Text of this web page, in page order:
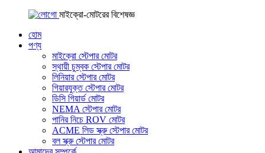
মাইক্রো-মোটরের বিশেষজ্ঞ
হোম
পণ্য
মাইক্রো স্টেপার মোটর
স্থায়ী চুম্বক স্টেপার মোটর
লিনিয়ার স্টেপার মোটর
গিয়ারযুক্ত স্টেপার মোটর
ডিসি গিয়ার্ড মোটর
NEMA স্টেপার মোটর
পানির নিচে ROV মোটর
ACME লিড স্ক্রু স্টেপার মোটর
বল স্ক্রু স্টেপার মোটর